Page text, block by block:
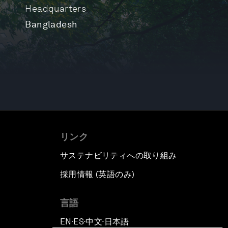
Headquarters
Bangladesh
リンク
サステナビリティへの取り組み
採用情報 (英語のみ)
言語
EN ▪ES▪中文▪ 日本語